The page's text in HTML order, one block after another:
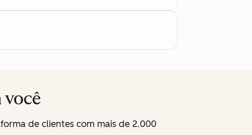
você
de clientes com mais de 2.000